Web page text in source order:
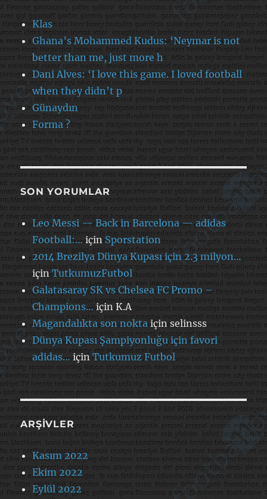
Klas
Ghana’s Mohammed Kudus: ‘Neymar is not
better than me, just more h
Dani Alves: ‘I love this game. I loved football
when they didn’t p
Günaydın
Forma ?
SON YORUMLAR
Leo Messi — Back in Barcelona — adidas
Football:… içinSporstation
2014 Brezilya Dünya Kupası için 2.3 milyon…
içinTutkumuzFutbol
Galatasaray SK vs Chelsea FC Promo –
Champions… içinK.A
Magandalıkta son noktaiçinselinsss
Dünya Kupası Şampiyonluğu için favori
adidas…içinTutkumuz Futbol
ARŞIVLER
Kasım 2022
Ekim 2022
Eylül 2022